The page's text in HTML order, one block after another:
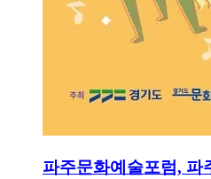
파주문화예술포럼, 파